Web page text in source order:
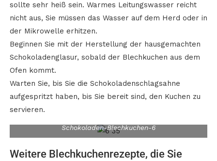
sollte sehr heiß sein. Warmes Leitungswasser reicht
nicht aus, Sie müssen das Wasser auf dem Herd oder in
der Mikrowelle erhitzen.
Beginnen Sie mit der Herstellung der hausgemachten
Schokoladenglasur, sobald der Blechkuchen aus dem
Ofen kommt.
Warten Sie, bis Sie die Schokoladenschlagsahne
aufgespritzt haben, bis Sie bereit sind, den Kuchen zu
servieren.
Schokoladen-Blechkuchen-6
Weitere Blechkuchenrezepte, die Sie